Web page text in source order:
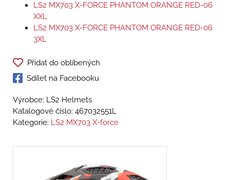
LS2 MX703 X-FORCE PHANTOM ORANGE RED-06
XXL
LS2 MX703 X-FORCE PHANTOM ORANGE RED-06
3XL
Přidat do oblíbených
Sdílet na Facebooku
Výrobce: LS2 Helmets
Katalogové číslo: 467032551L
Kategorie: LS2 MX703 X-force